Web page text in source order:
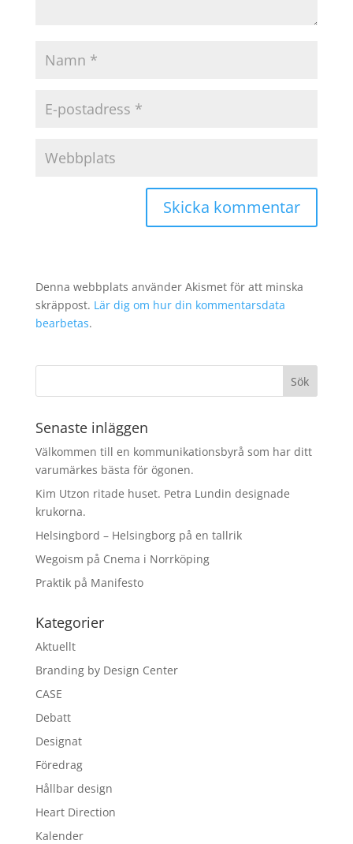
Denna webbplats använder Akismet för att minska
skräppost. Lär dig om hur din kommentarsdata
bearbetas.
Senaste inläggen
Välkommen till en kommunikationsbyrå som har ditt
varumärkes bästa för ögonen.
Kim Utzon ritade huset. Petra Lundin designade
krukorna.
Helsingbord – Helsingborg på en tallrik
Wegoism på Cnema i Norrköping
Praktik på Manifesto
Kategorier
Aktuellt
Branding by Design Center
CASE
Debatt
Designat
Föredrag
Hållbar design
Heart Direction
Kalender